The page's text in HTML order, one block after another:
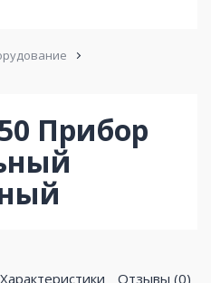
Прибор
Характеристики Отзывы (0)